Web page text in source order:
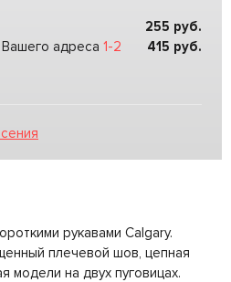
255 руб.
адреса 1-2
415 руб.
рукавами Calgary.
плечевой шов, цепная
модели на двух пуговицах.